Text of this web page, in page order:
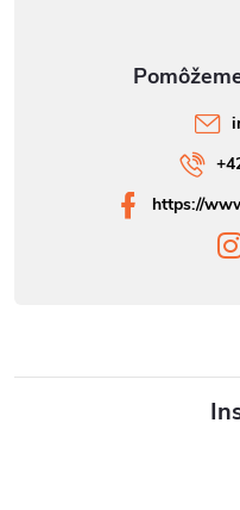
https://